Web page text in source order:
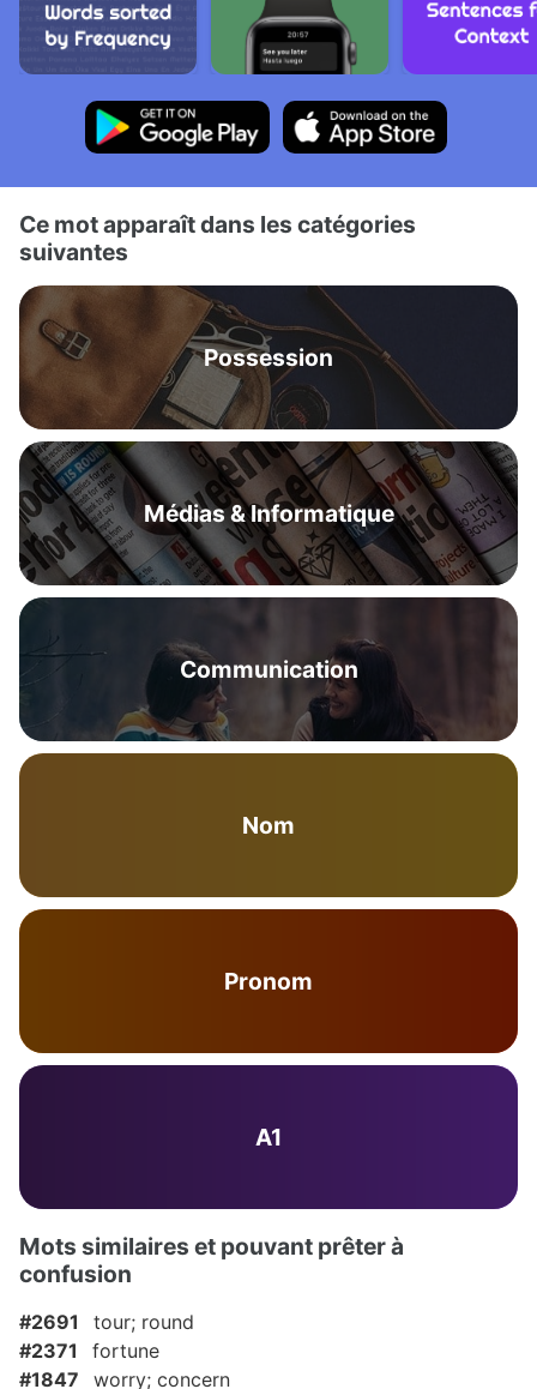
Ce mot apparaît dans les catégories
suivantes
Possession
Médias & Informatique
Communication
Nom
Pronom
A1
Mots similaires et pouvant prêter à
confusion
#2691
tour; round
#2371
fortune
#1847
worry; concern